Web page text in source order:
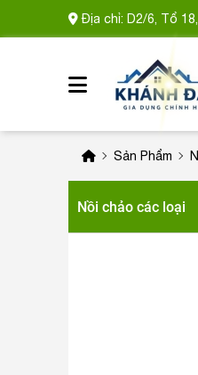
Địa chỉ: D2/6, Tổ
Sản Phẩm
Nồi chảo các loại